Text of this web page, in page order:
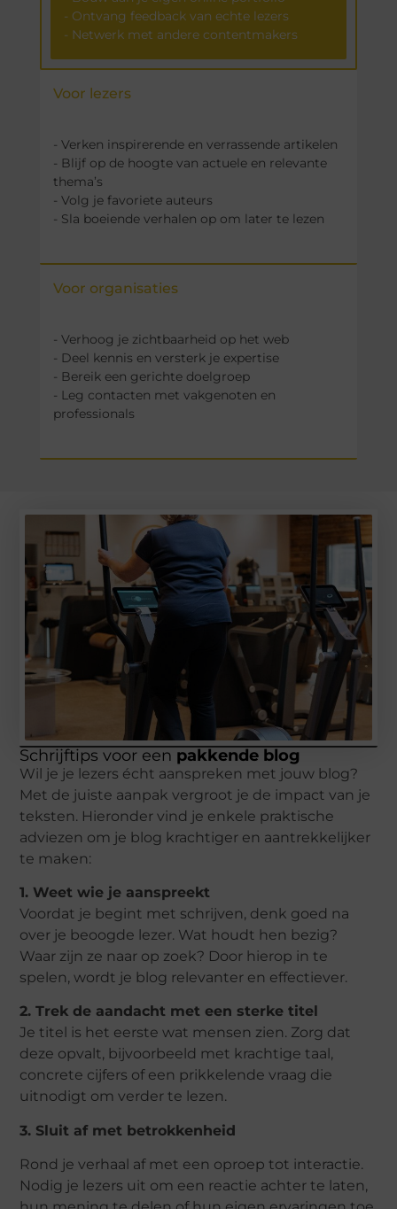
- Ontvang feedback van echte lezers
- Netwerk met andere contentmakers
Voor lezers
- Verken inspirerende en verrassende artikelen
- Blijf op de hoogte van actuele en relevante
thema’s
- Volg je favoriete auteurs
- Sla boeiende verhalen op om later te lezen
Voor organisaties
- Verhoog je zichtbaarheid op het web
- Deel kennis en versterk je expertise
- Bereik een gerichte doelgroep
- Leg contacten met vakgenoten en
professionals
Schrijftips voor een pakkende blog
Wil je je lezers écht aanspreken met jouw blog?
Met de juiste aanpak vergroot je de impact van je
teksten. Hieronder vind je enkele praktische
adviezen om je blog krachtiger en aantrekkelijker
te maken:
1. Weet wie je aanspreekt
Voordat je begint met schrijven, denk goed na
over je beoogde lezer. Wat houdt hen bezig?
Waar zijn ze naar op zoek? Door hierop in te
spelen, wordt je blog relevanter en effectiever.
2. Trek de aandacht met een sterke titel
Je titel is het eerste wat mensen zien. Zorg dat
deze opvalt, bijvoorbeeld met krachtige taal,
concrete cijfers of een prikkelende vraag die
uitnodigt om verder te lezen.
3. Sluit af met betrokkenheid
Rond je verhaal af met een oproep tot interactie.
Nodig je lezers uit om een reactie achter te laten,